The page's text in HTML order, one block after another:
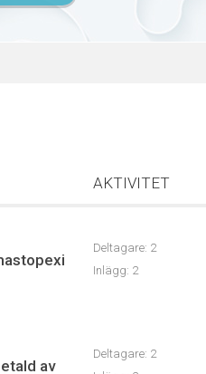
AKTIVITET
Deltagare: 2
Inlägg: 2
av
Deltagare: 2